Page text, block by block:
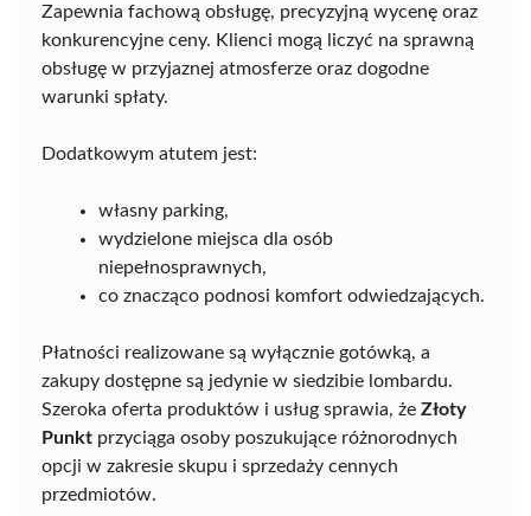
Zapewnia fachową obsługę, precyzyjną wycenę oraz
konkurencyjne ceny. Klienci mogą liczyć na sprawną
obsługę w przyjaznej atmosferze oraz dogodne
warunki spłaty.
Dodatkowym atutem jest:
własny parking,
wydzielone miejsca dla osób
niepełnosprawnych,
co znacząco podnosi komfort odwiedzających.
Płatności realizowane są wyłącznie gotówką, a
zakupy dostępne są jedynie w siedzibie lombardu.
Szeroka oferta produktów i usług sprawia, że Złoty
Punkt przyciąga osoby poszukujące różnorodnych
opcji w zakresie skupu i sprzedaży cennych
przedmiotów.